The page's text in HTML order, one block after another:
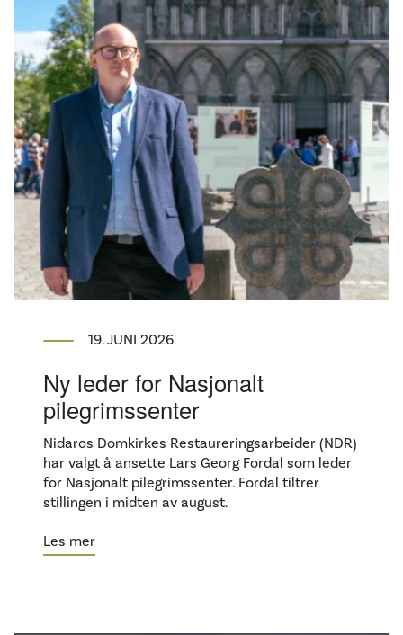
19. JUNI 2026
Ny leder for Nasjonalt
pilegrimssenter
Nidaros Domkirkes Restaureringsarbeider (NDR)
har valgt å ansette Lars Georg Fordal som leder
for Nasjonalt pilegrimssenter. Fordal tiltrer
stillingen i midten av august.
Les mer